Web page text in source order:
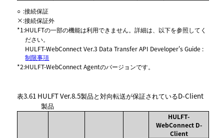
○ :接続保証
×:接続保証外
*1:HULFTの一部の機能は利用できません。詳細は、以下を参照してく
ださい。
HULFT-WebConnect Ver.3 Data Transfer API Developer's Guide :
制限事項
*2:HULFT-WebConnect Agentのバージョンです。
表3.61 HULFT Ver.8.5製品と対向転送が保証されているD-Client
製品
HULFT-
WebConnect D-
Client